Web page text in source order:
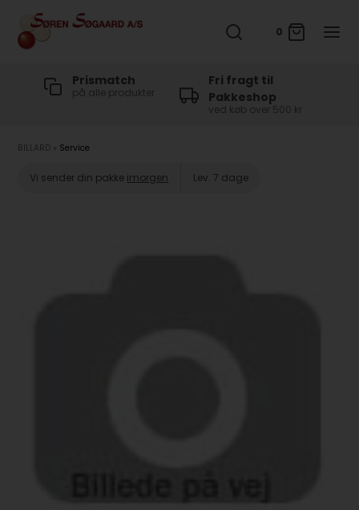
0
Prismatch
på alle produkter
Fri fragt til
Pakkeshop
ved køb over 500 kr
BILLARD Service
Vi sender din pakke imorgen Lev. 7 dage